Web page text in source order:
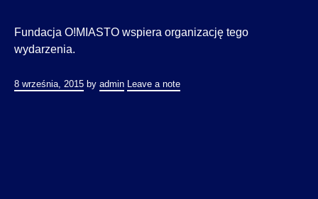
Fundacja O!MIASTO wspiera organizację tego
wydarzenia.
8 września, 2015 by admin Leave a note